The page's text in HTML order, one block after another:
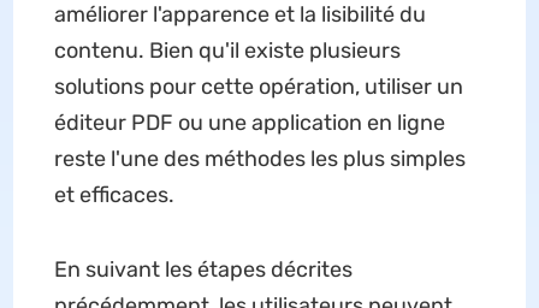
améliorer l'apparence et la lisibilité du
contenu. Bien qu'il existe plusieurs
solutions pour cette opération, utiliser un
éditeur PDF ou une application en ligne
reste l'une des méthodes les plus simples
et efficaces.
En suivant les étapes décrites